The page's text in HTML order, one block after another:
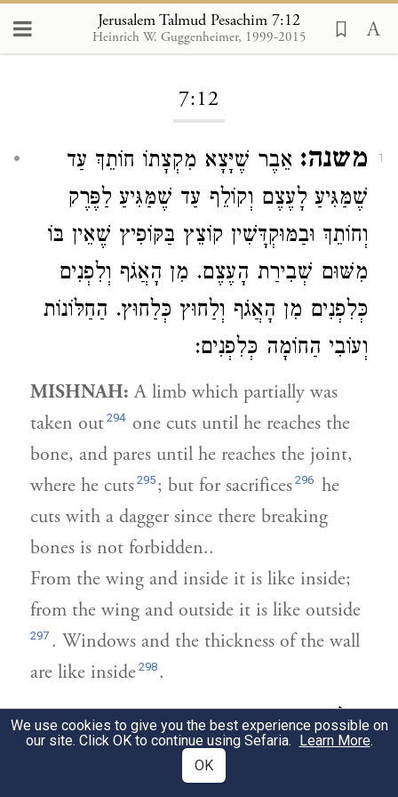
Jerusalem Talmud Pesachim 7:12
Heinrich W. Guggenheimer, 1999-2015
Loading...
7:12
1 משנה: אֵבֶר שֶׁיָּצָא מִקְצָתוֹ חוֹתֵךְ עַד
שֶׁמַּגִּיעַ לָעֶצֶם וְקוֹלֵף עַד שֶׁמַּגִּיעַ לַפֶּרֶק
וְחוֹתֵךְ וּבַמּוּקְדָּשִׁין קוֹצֵץ בַּקּוֹפִיץ שֶׁאֵין בּוֹ
מִשּׁוּם שְׁבִירַת הָעֶצֶם. מִן הָאֲגֹף וְלִפְנִים
כְּלִפְנִים מִן הָאֲגֹף וְלַחוּץ כְּלַחוּץ. הַחַלּוֹנוֹת
וְעוֹבִי הַחוֹמָה כְּלִפְנִים:
MISHNAH: A limb which partially was
taken out294 one cuts until he reaches the
bone, and pares until he reaches the joint,
where he cuts295; but for sacrifices296 he
cuts with a dagger since there breaking
bones is not forbidden..
From the wing and inside it is like inside;
from the wing and outside it is like outside
297 . Windows and the thickness of the wall
are like inside298.
2 הלכה: רִבִּי סִימוֹן רִבִּי יְהוֹשֻׁעַ בֶּן לֵוִי
בְשֵׁם בַּר פְּדָיָיה. הַפִּיגּוּל וְהַנּוֹתָר מִצְטָרְפִין
We use cookies to give you the best experience possible on
our site. Click OK to continue using Sefaria. Learn More.
OK